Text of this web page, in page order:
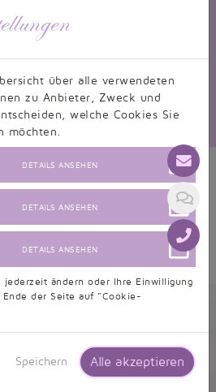
Fundgrube
634 Bewertungen
über alle verwendeten
zu Anbieter, Zweck und
welche Cookies Sie
möchten.
DETAILS ANSEHEN
DETAILS ANSEHEN
DETAILS ANSEHEN
jederzeit ändern oder Ihre Einwilligung
der Seite auf "Cookie-
Speichern Alle akzeptieren